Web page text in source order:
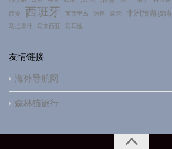
西安 西班牙 西西里岛 迪拜 露营 非洲旅游攻略
马拉喀什
马来西亚 马耳他
友情链接
海外导航网
森林猫旅行